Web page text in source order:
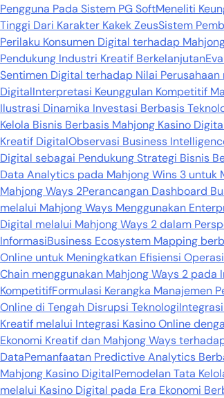
Pengguna Pada Sistem PG SoftMeneliti
Tinggi Dari Karakter Kakek ZeusSistem
Perilaku Konsumen Digital terhadap
Pendukung Industri Kreatif Berkelanjutan
Sentimen Digital terhadap Nilai
DigitalInterpretasi Keunggulan Kompetitif
Ilustrasi Dinamika Investasi Berbasis
Kelola Bisnis Berbasis Mahjong Kasino
Kreatif DigitalObservasi Business
Digital sebagai Pendukung Strategi Bisnis
Data Analytics pada Mahjong Wins 3 untuk
Mahjong Ways 2Perancangan Dashboard
melalui Mahjong Ways Menggunakan
Digital melalui Mahjong Ways 2 dalam
InformasiBusiness Ecosystem Mapping
Online untuk Meningkatkan Efisiensi
Chain menggunakan Mahjong Ways 2 pada
KompetitifFormulasi Kerangka Manajemen
Online di Tengah Disrupsi Teknologi
Kreatif melalui Integrasi Kasino Online
Ekonomi Kreatif dan Mahjong Ways
DataPemanfaatan Predictive Analytics
Mahjong Kasino DigitalPemodelan Tata
melalui Kasino Digital pada Era Ekonomi